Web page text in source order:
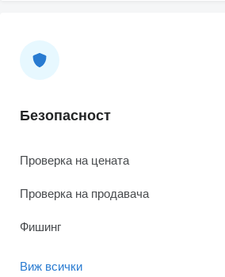
Безопасност
Проверка на цената
Проверка на продавача
Фишинг
Виж всички